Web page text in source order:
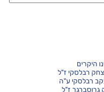
היקרים
רבלסקי ז"ל
רבלסקי ע"ה
גרוסברגר ז"ל